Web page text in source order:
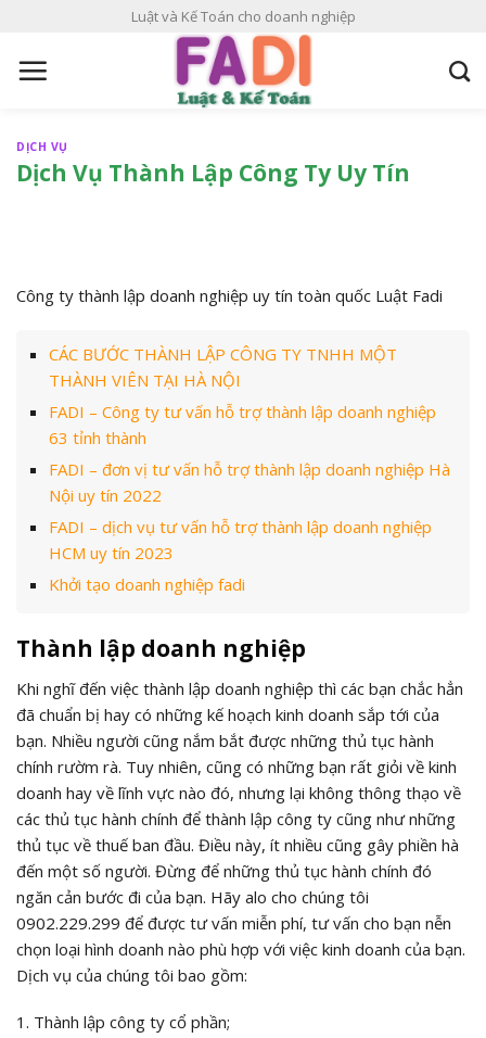
Luật và Kế Toán cho doanh nghiệp
DỊCH VỤ
Dịch Vụ Thành Lập Công Ty Uy Tín
Công ty thành lập doanh nghiệp uy tín toàn quốc Luật Fadi
CÁC BƯỚC THÀNH LẬP CÔNG TY TNHH MỘT
THÀNH VIÊN TẠI HÀ NỘI
FADI – Công ty tư vấn hỗ trợ thành lập doanh nghiệp
63 tỉnh thành
FADI – đơn vị tư vấn hỗ trợ thành lập doanh nghiệp Hà
Nội uy tín 2022
FADI – dịch vụ tư vấn hỗ trợ thành lập doanh nghiệp
HCM uy tín 2023
Khởi tạo doanh nghiệp fadi
Thành lập doanh nghiệp
Khi nghĩ đến việc thành lập doanh nghiệp thì các bạn chắc hẳn
đã chuẩn bị hay có những kế hoạch kinh doanh sắp tới của
bạn. Nhiều người cũng nắm bắt được những thủ tục hành
chính rườm rà. Tuy nhiên, cũng có những bạn rất giỏi về kinh
doanh hay về lĩnh vực nào đó, nhưng lại không thông thạo về
các thủ tục hành chính để thành lập công ty cũng như những
thủ tục về thuế ban đầu. Điều này, ít nhiều cũng gây phiền hà
đến một số người. Đừng để những thủ tục hành chính đó
ngăn cản bước đi của bạn. Hãy alo cho chúng tôi
0902.229.299 để được tư vấn miễn phí, tư vấn cho bạn nễn
chọn loại hình doanh nào phù hợp với việc kinh doanh của bạn.
Dịch vụ của chúng tôi bao gồm:
1. Thành lập công ty cổ phần;